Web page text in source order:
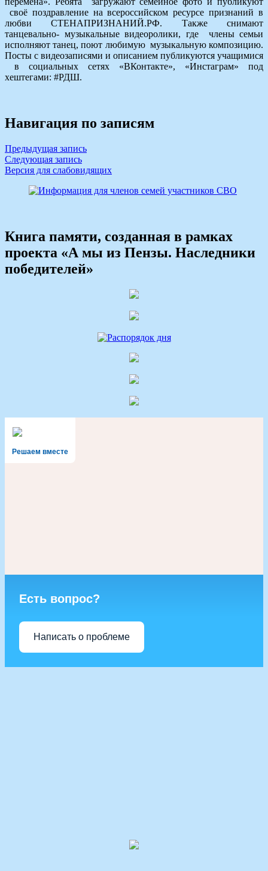
своё поздравление на всероссийском ресурсе признаний в
любви СТЕНАПРИЗНАНИЙ.РФ. Также снимают
танцевально- музыкальные видеоролики, где члены семьи
исполняют танец, поют любимую музыкальную композицию.
Посты с видеозаписями и описанием публикуются учащимися
в социальных сетях «ВКонтакте», «Инстаграм» под
хештегами: #РДШ.
Навигация по записям
Предыдущая запись
Следующая запись
Версия для слабовидящих
Книга памяти, созданная в рамках
проекта «А мы из Пензы. Наследники
победителей»
Решаем вместе
Есть вопрос?
Написать о проблеме